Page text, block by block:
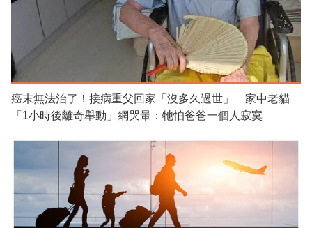
癌末無法治了！接病重父回家「沒多久過世」 家中老貓
「1小時後離奇舉動」網哭暈：牠怕爸爸一個人寂寞